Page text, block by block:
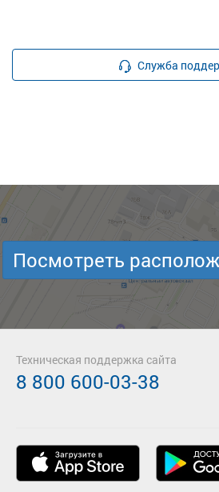
Служба
Посмотреть
Техническая поддержка сайта
8 800 600-03-38